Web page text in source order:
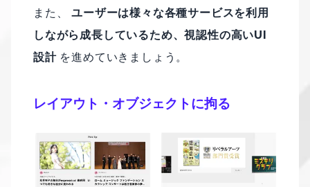
また、ユーザーは様々な各種サービスを利用
しながら成長しているため、視認性の高いUI
設計を進めていきましょう。
レイアウト・オブジェクトに拘る